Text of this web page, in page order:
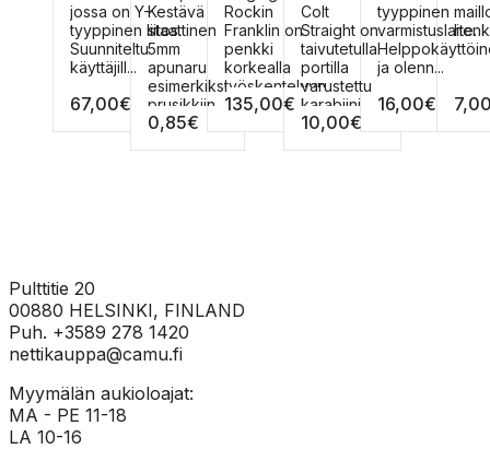
ennin
tuotteella
on
useampi
muunnelma.
tehdä
jossa on Y-
tyyppinen liitos.
Suunniteltu
käyttäjill...
67,00€
Apunaru
Tällä
tuotteella
on
useampi
muunnelma.
Voit
tehdä
Kestävä
staattinen
5mm
apunaru
esimerkiksi
prusikkiin.
Halkais...
0,85€
tuotteella
on
useampi
muunnelma.
Voit
tehdä
Rockin
Franklin on
penkki
korkealla
työskentelyyn.
Helpotta...
135,00€
Tällä
tuotteella
on
useampi
muunnelma.
Voit
tehdä
Colt
Straight on
taivutetulla
portilla
varustettu
karabiini.
Taivut...
10,00€
tuotteella
on
useampi
muunnelma.
tehdä
tyyppinen
varmistuslaite.
ja olenn...
16,00€
on
Pulttitie 20
00880 HELSINKI, FINLAND
Puh. +3589 278 1420
nettikauppa@camu.fi
Myymälän aukioloajat:
MA - PE 11-18
LA 10-16